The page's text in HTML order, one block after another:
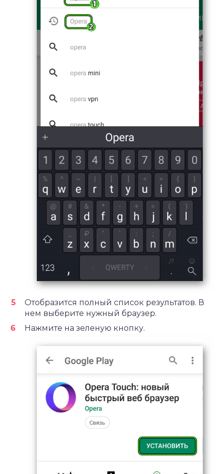
Отобразится полный список результатов. В
нем выберите нужный браузер.
Нажмите на зеленую кнопку.